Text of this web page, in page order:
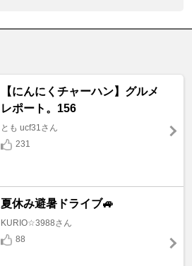
【にんにくチャーハン】グルメ
レポート。156
とも ucf31さん
231
夏休み避暑ドライブ🚙
KURIO☆3988さん
88